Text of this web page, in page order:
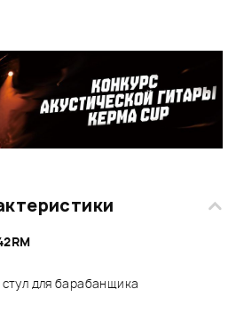
для барабанщика